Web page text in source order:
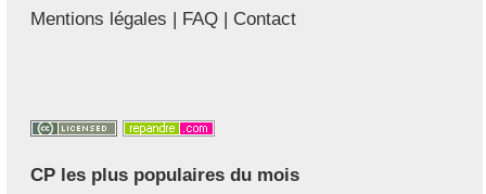
Mentions légales | FAQ | Contact
CP les plus populaires du mois